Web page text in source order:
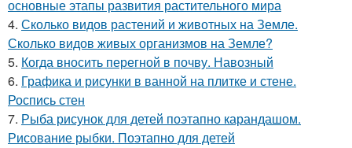
основные этапы развития растительного мира
4. Сколько видов растений и животных на Земле.
Сколько видов живых организмов на Земле?
5. Когда вносить перегной в почву. Навозный
6. Графика и рисунки в ванной на плитке и стене.
Роспись стен
7. Рыба рисунок для детей поэтапно карандашом.
Рисование рыбки. Поэтапно для детей